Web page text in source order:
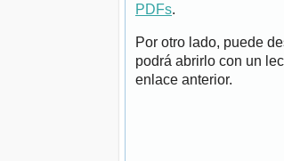
PDFs.
Por otro lado, puede
podrá abrirlo con un
enlace anterior.